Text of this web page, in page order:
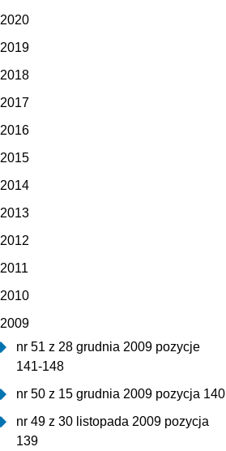
2020
2019
2018
2017
2016
2015
2014
2013
2012
2011
2010
2009
nr 51 z 28 grudnia 2009 pozycje
141-148
nr 50 z 15 grudnia 2009 pozycja 140
nr 49 z 30 listopada 2009 pozycja
139